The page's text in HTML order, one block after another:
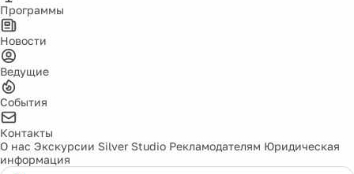
Программы
Новости
Ведущие
События
Контакты
О нас Экскурсии Silver Studio Рекламодателям Юридическая
информация